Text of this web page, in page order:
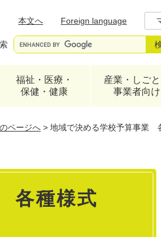
本文へ
Foreign language
福祉・医療・
保健・健康
産業・しごと
事業者向け
ページへ > 地域で決める学校予算事業
各種様式